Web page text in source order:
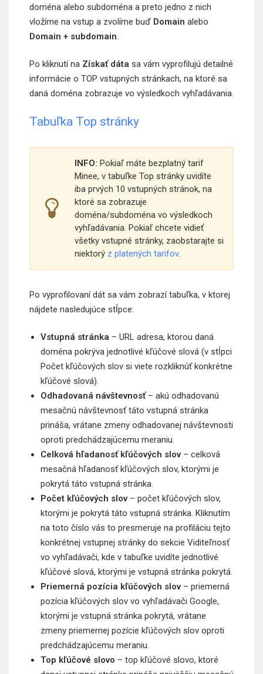
doména alebo subdoména a preto jedno z nich
vložíme na vstup a zvolíme buď Domain alebo
Domain + subdomain
Po kliknutí na Získať dáta sa vám vyprofilujú detailné
informácie o TOP vstupných stránkach, na ktoré sa
daná doména zobrazuje vo výsledkoch vyhľadávania.
Tabuľka Top stránky
INFO: Pokiaľ máte bezplatný tarif
Minee, v tabuľke Top stránky uvidíte
iba prvých 10 vstupných stránok, na
ktoré sa zobrazuje
doména/subdoména vo výsledkoch
vyhľadávania. Pokiaľ chcete vidieť
všetky vstupné stránky, zaobstarajte si
niektorý z platených tarifov.
Po vyprofilovaní dát sa vám zobrazí tabuľka, v ktorej
nájdete nasledujúce stĺpce:
Vstupná stránka – URL adresa, ktorou daná
doména pokrýva jednotlivé kľúčové slová (v stĺpci
Počet kľúčových slov si viete rozkliknúť konkrétne
kľúčové slová).
Odhadovaná návštevnosť – akú odhadovanú
mesačnú návštevnosť táto vstupná stránka
prináša, vrátane zmeny odhadovanej návštevnosti
oproti predchádzajúcemu meraniu.
Celková hľadanosť kľúčových slov– celková
mesačná hľadanosť kľúčových slov, ktorými je
pokrytá táto vstupná stránka.
Počet kľúčových slov– počet kľúčových slov,
ktorými je pokrytá táto vstupná stránka. Kliknutím
na toto číslo vás to presmeruje na profiláciu tejto
konkrétnej vstupnej stránky do sekcie Viditeľnosť
vo vyhľadávači, kde v tabuľke uvidíte jednotlivé
kľúčové slová, ktorými je vstupná stránka pokrytá.
Priemerná pozícia kľúčových slov– priemerná
pozícia kľúčových slov vo vyhľadávači Google,
ktorými je vstupná stránka pokrytá, vrátane
zmeny priemernej pozície kľúčových slov oproti
predchádzajúcemu meraniu.
Top kľúčové slovo – top kľúčové slovo, ktoré